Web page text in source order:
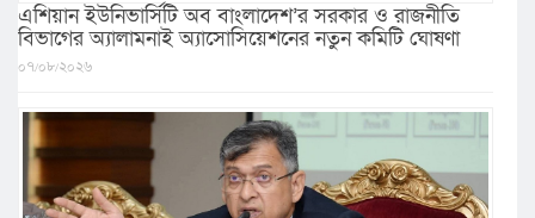
এশিয়ান ইউনিভার্সিটি অব বাংলাদেশ’র সরকার ও রাজনীতি
বিভাগের অ্যালামনাই অ্যাসোসিয়েশনের নতুন কমিটি ঘোষণা
০৭/০৮/২০২৬